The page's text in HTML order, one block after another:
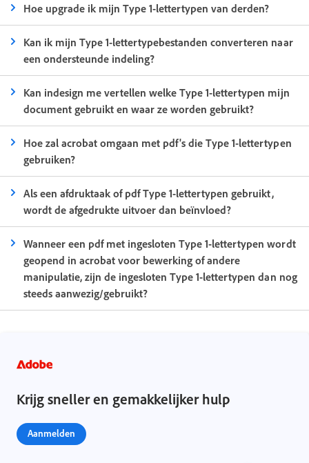
Hoe upgrade ik mijn Type 1-lettertypen van derden?
Kan ik mijn Type 1-lettertypebestanden converteren naar
een ondersteunde indeling?
Kan indesign me vertellen welke Type 1-lettertypen mijn
document gebruikt en waar ze worden gebruikt?
Hoe zal acrobat omgaan met pdf's die Type 1-lettertypen
gebruiken?
Als een afdruktaak of pdf Type 1-lettertypen gebruikt,
wordt de afgedrukte uitvoer dan beïnvloed?
Wanneer een pdf met ingesloten Type 1-lettertypen wordt
geopend in acrobat voor bewerking of andere
manipulatie, zijn de ingesloten Type 1-lettertypen dan nog
steeds aanwezig/gebruikt?
Krijg sneller en gemakkelijker hulp
Aanmelden